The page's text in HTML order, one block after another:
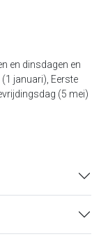
en dinsdagen en
januari), Eerste
(5 mei)